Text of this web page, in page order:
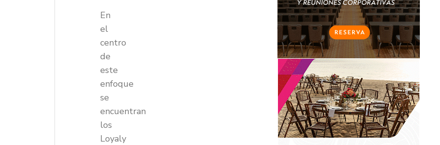
En
el
centro
de
este
enfoque
se
encuentran
los
Loyaly